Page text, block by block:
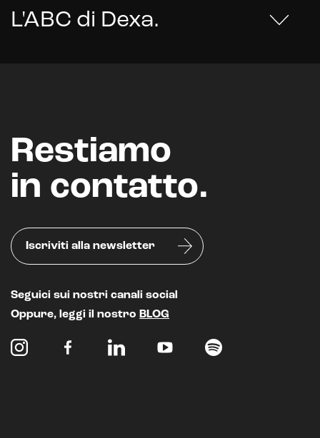
L'ABC di Dexa.
Restiamo
in contatto.
Iscriviti alla newsletter
Seguici sui nostri canali social
Oppure, leggi il nostro BLOG